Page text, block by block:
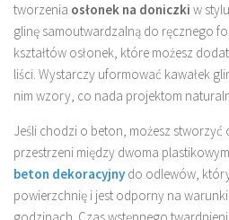
tworzenia osłonek na doniczki w
glinę samoutwardzalną do ręcznego
kształtów osłonek, które możesz
liści. Wystarczy uformować kawałek
nim wzory, co nada projektom
Jeśli chodzi o beton, możesz stworzyć
przestrzeni między dwoma
beton dekoracyjny do odlewów,
powierzchnię i jest odporny na